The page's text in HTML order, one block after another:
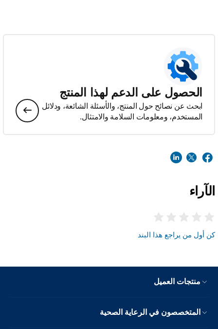
الحصول على الدعم لهذا المنتج
ابحث عن نصائح حول المنتج، والأسئلة الشائعة، ودلائل
المستخدم، ومعلومات السلامة والامتثال.
الآراء
كن أول من يراجع هذا البند
منتجات العميل
المتخصصون في الرعاية الصحية